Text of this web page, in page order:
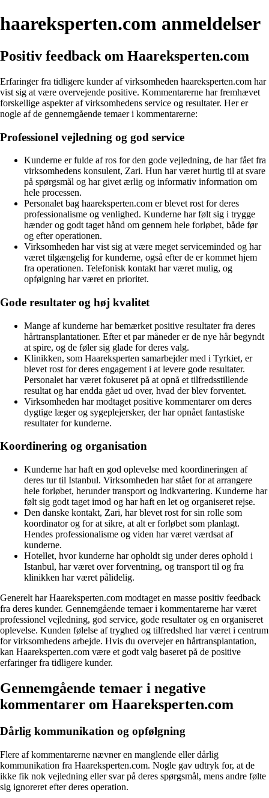
haareksperten.com anmeldelser
Positiv feedback om Haareksperten.com
Erfaringer fra tidligere kunder af virksomheden haareksperten.com har
vist sig at være overvejende positive. Kommentarerne har fremhævet
forskellige aspekter af virksomhedens service og resultater. Her er
nogle af de gennemgående temaer i kommentarerne:
Professionel vejledning og god service
Kunderne er fulde af ros for den gode vejledning, de har fået fra
virksomhedens konsulent, Zari. Hun har været hurtig til at svare
på spørgsmål og har givet ærlig og informativ information om
hele processen.
Personalet bag haareksperten.com er blevet rost for deres
professionalisme og venlighed. Kunderne har følt sig i trygge
hænder og godt taget hånd om gennem hele forløbet, både før
og efter operationen.
Virksomheden har vist sig at være meget serviceminded og har
været tilgængelig for kunderne, også efter de er kommet hjem
fra operationen. Telefonisk kontakt har været mulig, og
opfølgning har været en prioritet.
Gode resultater og høj kvalitet
Mange af kunderne har bemærket positive resultater fra deres
hårtransplantationer. Efter et par måneder er de nye hår begyndt
at spire, og de føler sig glade for deres valg.
Klinikken, som Haareksperten samarbejder med i Tyrkiet, er
blevet rost for deres engagement i at levere gode resultater.
Personalet har været fokuseret på at opnå et tilfredsstillende
resultat og har endda gået ud over, hvad der blev forventet.
Virksomheden har modtaget positive kommentarer om deres
dygtige læger og sygeplejersker, der har opnået fantastiske
resultater for kunderne.
Koordinering og organisation
Kunderne har haft en god oplevelse med koordineringen af
deres tur til Istanbul. Virksomheden har stået for at arrangere
hele forløbet, herunder transport og indkvartering. Kunderne har
følt sig godt taget imod og har haft en let og organiseret rejse.
Den danske kontakt, Zari, har blevet rost for sin rolle som
koordinator og for at sikre, at alt er forløbet som planlagt.
Hendes professionalisme og viden har været værdsat af
kunderne.
Hotellet, hvor kunderne har opholdt sig under deres ophold i
Istanbul, har været over forventning, og transport til og fra
klinikken har været pålidelig.
Generelt har Haareksperten.com modtaget en masse positiv feedback
fra deres kunder. Gennemgående temaer i kommentarerne har været
professionel vejledning, god service, gode resultater og en organiseret
oplevelse. Kunden følelse af tryghed og tilfredshed har været i centrum
for virksomhedens arbejde. Hvis du overvejer en hårtransplantation,
kan Haareksperten.com være et godt valg baseret på de positive
erfaringer fra tidligere kunder.
Gennemgående temaer i negative
kommentarer om Haareksperten.com
Dårlig kommunikation og opfølgning
Flere af kommentarerne nævner en manglende eller dårlig
kommunikation fra Haareksperten.com. Nogle gav udtryk for, at de
ikke fik nok vejledning eller svar på deres spørgsmål, mens andre følte
sig ignoreret efter deres operation.